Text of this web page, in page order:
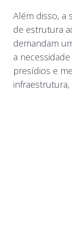
Além disso, a
de estrutura
demandam
a
presídios e
infraestrutura,